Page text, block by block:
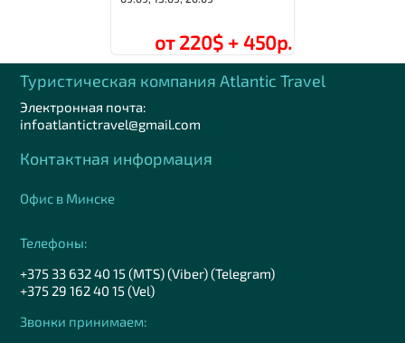
от 220$ + 450р.
Туристическая компания Аtlantic Travel
Электронная почта:
infoatlantictravel@gmail.com
Контактная информация
Офис в Минске
Телефоны:
+375 33 632 40 15 (MTS) (Viber) (Telegram)
+375 29 162 40 15 (Vel)
Звонки принимаем: